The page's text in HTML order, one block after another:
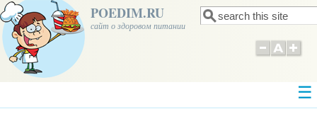
POEDIM.RU
сайт о здоровом питании Форма поиска
Поиск